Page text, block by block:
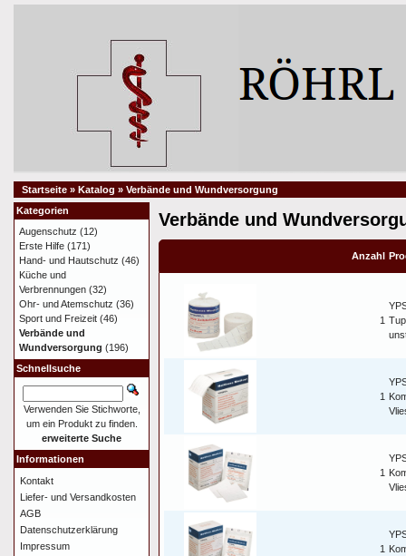
Startseite » Katalog » Verbände und Wundversorgung
Verbände und
Anzahl
1
1
1
1
Kategorien
Augenschutz (12)
Erste Hilfe (171)
Hand- und Hautschutz (46)
Küche und
Verbrennungen (32)
Ohr- und Atemschutz (36)
Sport und Freizeit (46)
Verbände und
Wundversorgung (196)
Schnellsuche
Verwenden Sie Stichworte,
um ein Produkt zu finden.
erweiterte Suche
Informationen
Kontakt
Liefer- und Versandkosten
AGB
Datenschutzerklärung
Impressum